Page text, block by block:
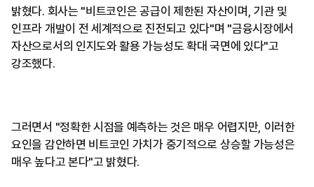
밝혔다. 회사는 "비트코인은 공급이 제한된 자산이며, 기관 및
인프라 개발이 전 세계적으로 진전되고 있다"며 "금융시장에서
자산으로서의 인지도와 활용 가능성도 확대 국면에 있다"고
강조했다.
그러면서 "정확한 시점을 예측하는 것은 매우 어렵지만, 이러한
요인을 감안하면 비트코인 가치가 중기적으로 상승할 가능성은
매우 높다고 본다"고 밝혔다.